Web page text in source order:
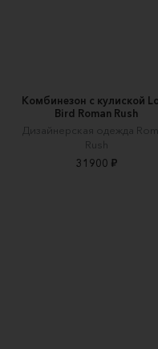
Комбинезон с кулиской
Bird Roman Rush
Дизайнерская одежда
Rush
31900 ₽